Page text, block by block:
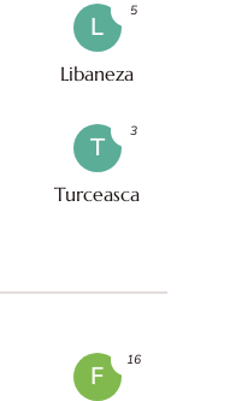
L
Libaneza
5
T
Turceasca
3
F
16